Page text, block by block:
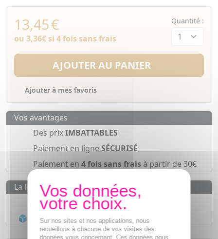
13,45€
ou 3,36€ si 4 fois sans frais
Quantité :
AJOUTER AU PANIER
Ajouter à mes favoris
Vos avantages
Des prixIMBATTABLES
Paiement en ligne SÉCURISÉ
Paiement en 4 fois sans fraisà partir de 30€
La livraison
Livraison gratuite dès55€
Acheminement Chronopost en 24h*
Sur nos sites et nos applications, nous
recueillons à chacune de vos visites des
données vous concernant. Ces données nous